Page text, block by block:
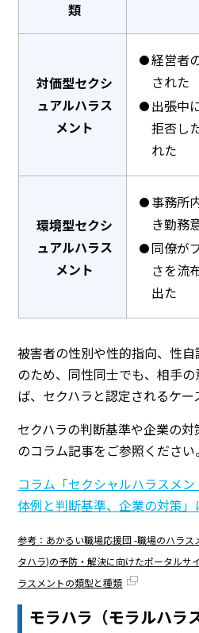
類
対価型セクシ
ュアルハラス
メント
経営者
された
出張中
拒否し
れた
環境型セクシ
ュアルハラス
メント
事務所
き勤務
同僚が
さを流
出た
被害者の性別や性的指向、性
のため、同性同士でも、相手
ば、セクハラと認定されるケー
セクハラの判断基準や企業の
のコラム記事をご参照ください。
コラム「セクシャルハラスメ
体例と判断基準、企業の対策」
参考：あかるい職場応援団 -職場のハラス
タハラ)の予防・解決に向けたポータルサ
ラスメントの類型と種類
モラハラ（モラルハラ